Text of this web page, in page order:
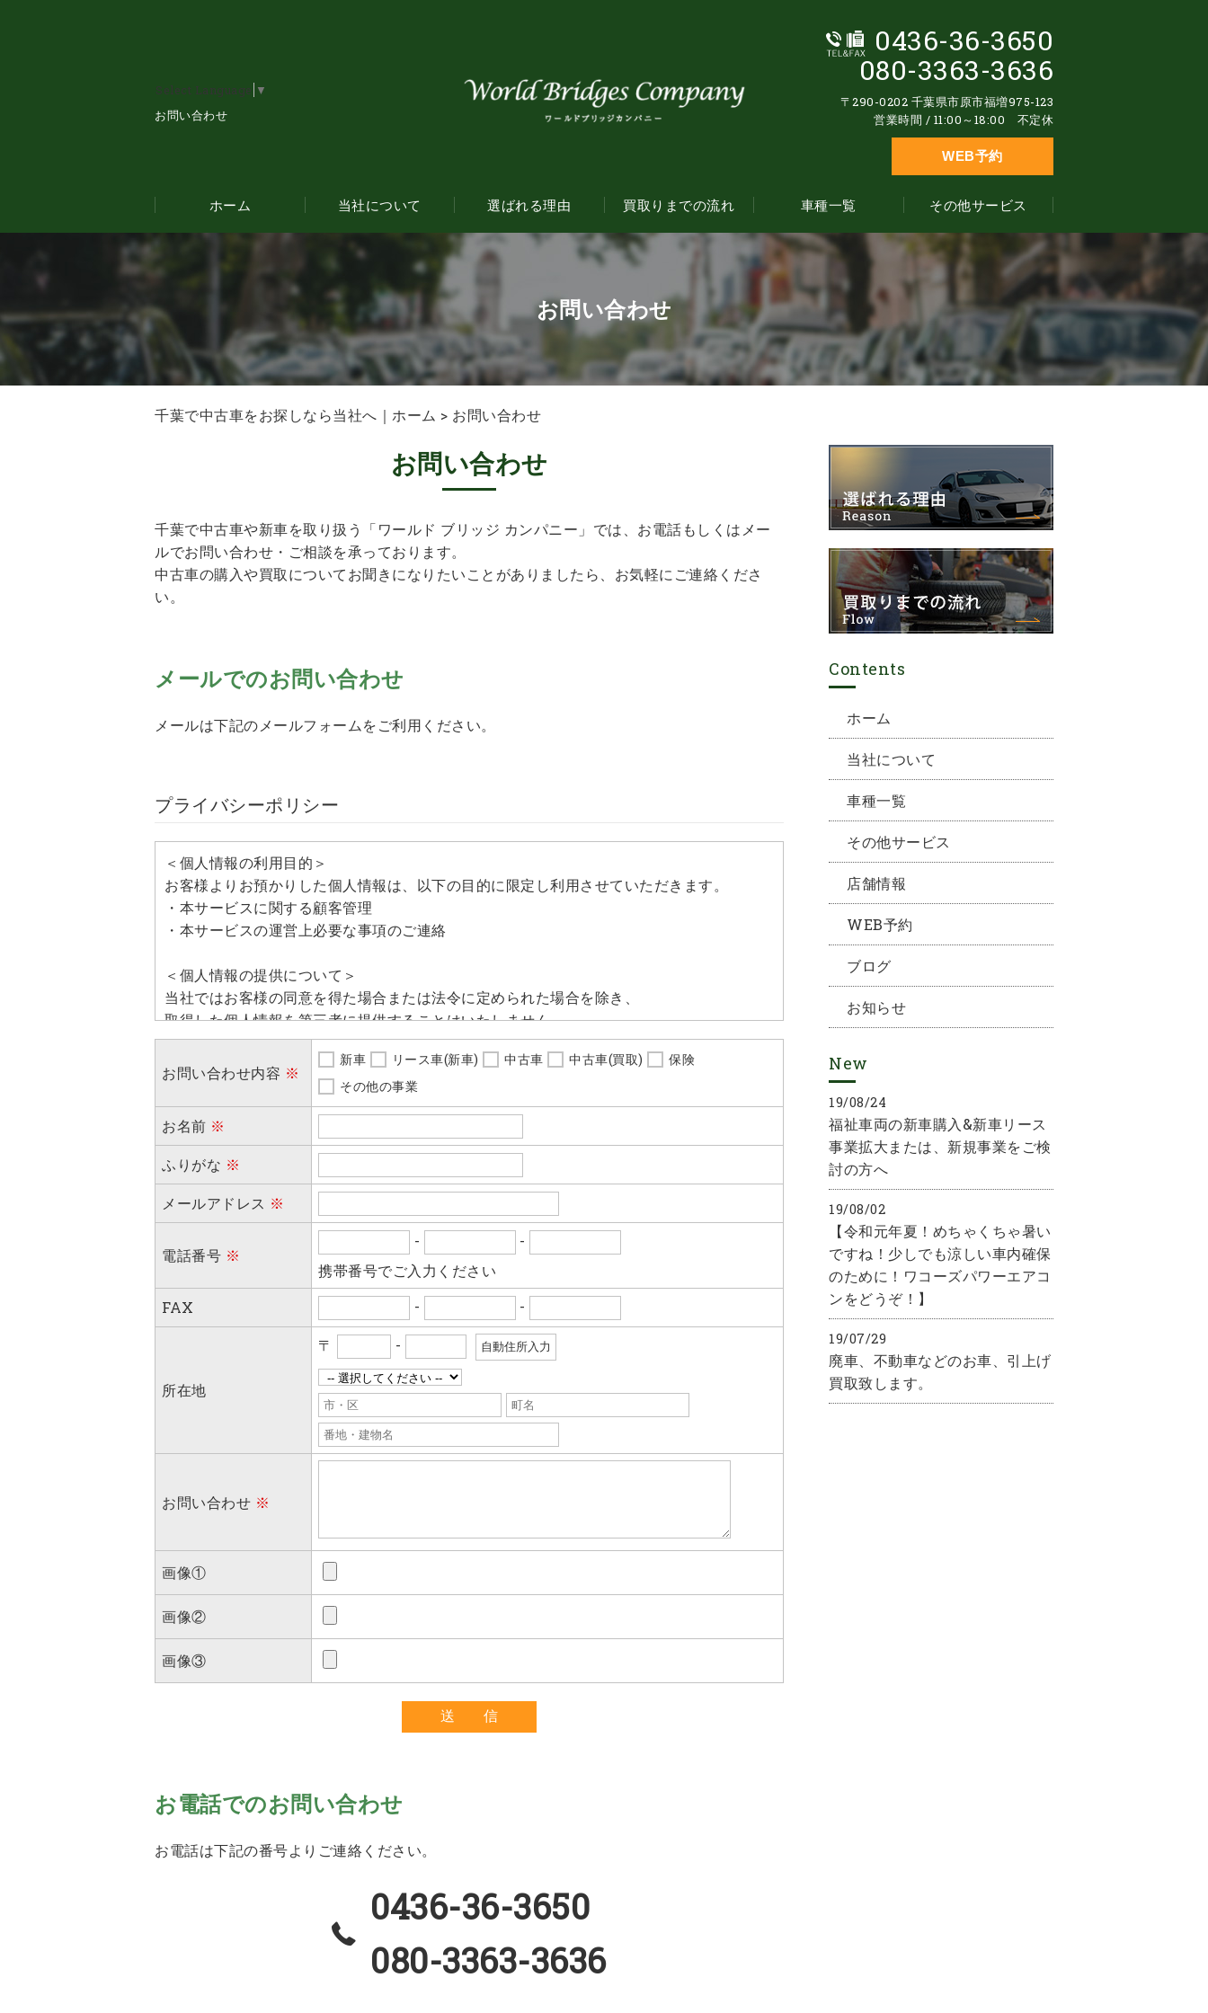
Select Language
▼
お問い合わせ
0436-36-3650
080-3363-3636
〒290-0202 千葉県市原市福増975-123
営業時間 / 11:00～18:00 不定休
WEB予約
ホーム 当社について 選ばれる理由 買取りまでの流れ 車種一覧 その他サービス
お問い合わせ
千葉で中古車をお探しなら当社へ｜ホーム > お問い合わせ
お問い合わせ
千葉で中古車や新車を取り扱う「ワールド ブリッジ カンパニー」では、お電話もしくはメー
ルでお問い合わせ・ご相談を承っております。
中古車の購入や買取についてお聞きになりたいことがありましたら、お気軽にご連絡くださ
い。
メールでのお問い合わせ
メールは下記のメールフォームをご利用ください。
プライバシーポリシー
＜個人情報の利用目的＞
お客様よりお預かりした個人情報は、以下の目的に限定し利用させていただきます。
・本サービスに関する顧客管理
・本サービスの運営上必要な事項のご連絡
＜個人情報の提供について＞
当社ではお客様の同意を得た場合または法令に定められた場合を除き、
取得した個人情報を第三者に提供することはいたしません。
＜個人情報の委託について＞
当社では、利用目的の達成に必要な範囲において、個人情報を外部に委託する場合がありま
す。
これらの委託先に対しては個人情報保護契約等の措置をとり、適切な監督を行います。
＜個人情報の安全管理＞
当社では、個人情報の漏洩等がなされないよう、適切に安全管理対策を実施します。
＜個人情報を与えなかった場合に生じる結果＞
必要な情報を頂けない場合は、それに対応した当社のサービスをご提供できない場合がござ
いますので予めご了承ください。
＜個人情報の開示･訂正・削除･利用停止の手続について＞
当社では、お客様の個人情報の開示･訂正･削除・利用停止の手続を定めさせて頂いておりま
ご本人である事を確認のうえ、対応させて頂きます。
個人情報の開示･訂正･削除・利用停止の具体的手続きにつきましては、お電話でお問合せ下
お問い合わせ内容 ※
新車 リース車(新車) 中古車 中古車(買取)
保険
その他の事業
お名前 ※
ふりがな ※
メールアドレス ※
電話番号 ※
-
-
携帯番号でご入力ください
FAX
- -
所在地
〒 -
お問い合わせ ※
画像①
画像②
画像③
お電話でのお問い合わせ
お電話は下記の番号よりご連絡ください。
0436-36-3650
080-3363-3636
Contents
ホーム
当社について
車種一覧
その他サービス
店舗情報
WEB予約
ブログ
お知らせ
New
19/08/24
福祉車両の新車購入&新車リース
事業拡大または、新規事業をご検
討の方へ
19/08/02
【令和元年夏！めちゃくちゃ暑い
ですね！少しでも涼しい車内確保
のために！ワコーズパワーエアコ
ンをどうぞ！】
19/07/29
廃車、不動車などのお車、引上げ
買取致します。